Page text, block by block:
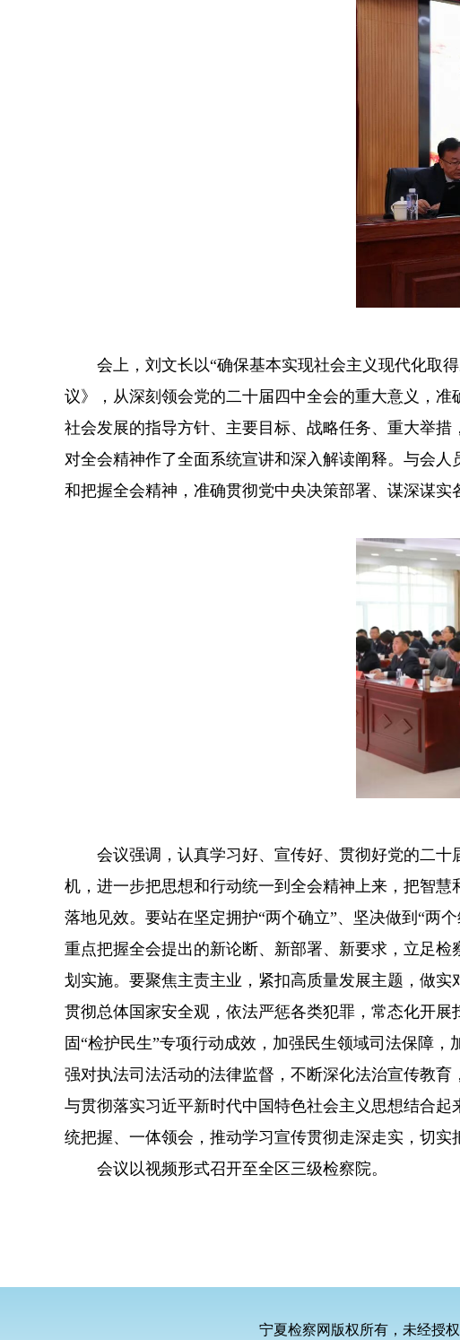
会上，刘文长以“确保基本实现社会主义现代化取得
议》，从深刻领会党的二十届四中全会的重大意义，
社会发展的指导方针、主要目标、战略任务、重大举
对全会精神作了全面系统宣讲和深入解读阐释。与会
和把握全会精神，准确贯彻党中央决策部署、谋深谋实
会议强调，认真学习好、宣传好、贯彻好党的二十
机，进一步把思想和行动统一到全会精神上来，把智
落地见效。要站在坚定拥护“两个确立”、坚决做到“两
重点把握全会提出的新论断、新部署、新要求，立足
划实施。要聚焦主责主业，紧扣高质量发展主题，做
贯彻总体国家安全观，依法严惩各类犯罪，常态化开
固“检护民生”专项行动成效，加强民生领域司法保障
强对执法司法活动的法律监督，不断深化法治宣传教
与贯彻落实习近平新时代中国特色社会主义思想结合
统把握、一体领会，推动学习宣传贯彻走深走实，切实
会议以视频形式召开至全区三级检察院。
宁夏检察网版权所有，未经授